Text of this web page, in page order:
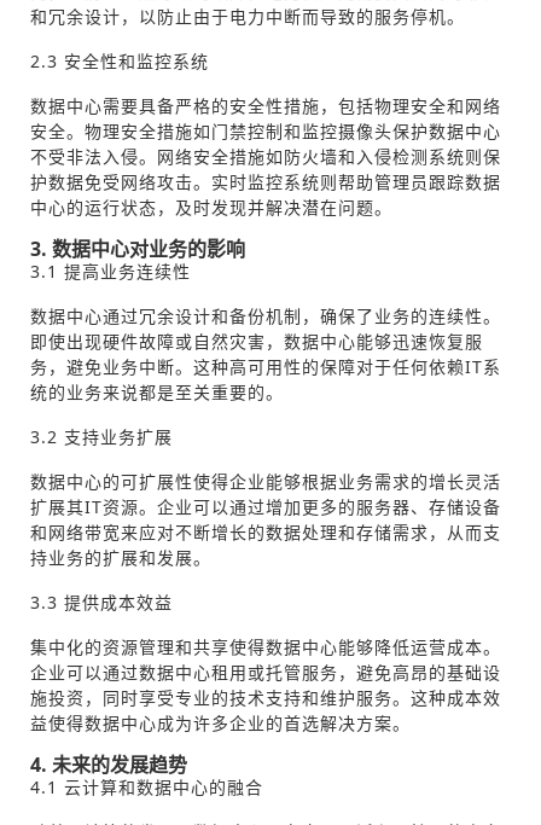
和冗余设计，以防止由于电力中断而导致的服务停机。
2.3 安全性和监控系统
数据中心需要具备严格的安全性措施，包括物理安全和网络
安全。物理安全措施如门禁控制和监控摄像头保护数据中心
不受非法入侵。网络安全措施如防火墙和入侵检测系统则保
护数据免受网络攻击。实时监控系统则帮助管理员跟踪数据
中心的运行状态，及时发现并解决潜在问题。
3. 数据中心对业务的影响
3.1 提高业务连续性
数据中心通过冗余设计和备份机制，确保了业务的连续性。
即使出现硬件故障或自然灾害，数据中心能够迅速恢复服
务，避免业务中断。这种高可用性的保障对于任何依赖IT系
统的业务来说都是至关重要的。
3.2 支持业务扩展
数据中心的可扩展性使得企业能够根据业务需求的增长灵活
扩展其IT资源。企业可以通过增加更多的服务器、存储设备
和网络带宽来应对不断增长的数据处理和存储需求，从而支
持业务的扩展和发展。
3.3 提供成本效益
集中化的资源管理和共享使得数据中心能够降低运营成本。
企业可以通过数据中心租用或托管服务，避免高昂的基础设
施投资，同时享受专业的技术支持和维护服务。这种成本效
益使得数据中心成为许多企业的首选解决方案。
4. 未来的发展趋势
4.1 云计算和数据中心的融合